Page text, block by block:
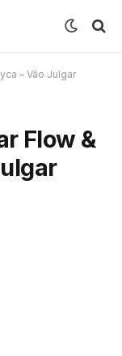
– Vão Julgar
Flow &